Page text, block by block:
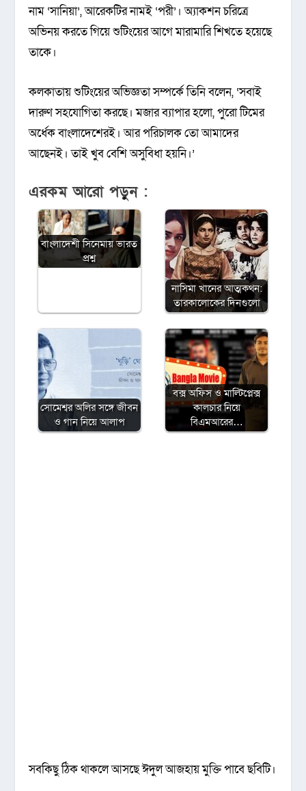
নাম ‘সানিয়া’, আরেকটির নামই ‘পরী’। অ্যাকশন চরিত্রে
অভিনয় করতে গিয়ে শুটিংয়ের আগে মারামারি শিখতে হয়েছে
তাকে।
কলকাতায় শুটিংয়ের অভিজ্ঞতা সম্পর্কে তিনি বলেন, ‘সবাই
দারুণ সহযোগিতা করছে। মজার ব্যাপার হলো, পুরো টিমের
অর্ধেক বাংলাদেশেরই। আর পরিচালক তো আমাদের
আছেনই। তাই খুব বেশি অসুবিধা হয়নি।’
এরকম আরো পড়ুন :
বাংলাদেশী সিনেমায় ভারত
প্রশ্ন
নাসিমা খানের আত্মকথন:
তারকালোকের দিনগুলো
সোমেশ্বর অলির সঙ্গে জীবন
ও গান নিয়ে আলাপ
বক্স অফিস ও মাল্টিপ্লেক্স
কালচার নিয়ে
বিএমআরের…
সবকিছু ঠিক থাকলে আসছে ঈদুল আজহায় মুক্তি পাবে ছবিটি।